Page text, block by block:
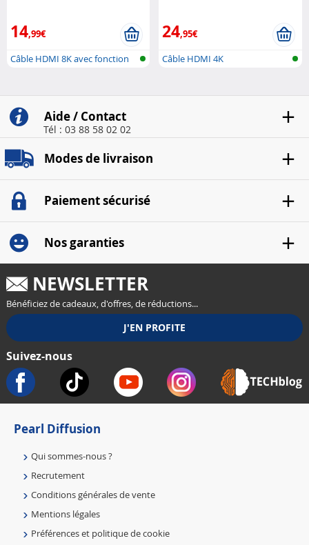
14,99€
Câble HDMI 8K avec fonction
24,95€
Câble HDMI 4K
Aide / Contact
Tél : 03 88 58 02 02
Modes de livraison
Paiement sécurisé
Nos garanties
NEWSLETTER
Bénéficiez de cadeaux, d'offres, de réductions...
Suivez-nous
Pearl Diffusion
Qui sommes-nous ?
Recrutement
Conditions générales de vente
Mentions légales
Préférences et politique de cookie